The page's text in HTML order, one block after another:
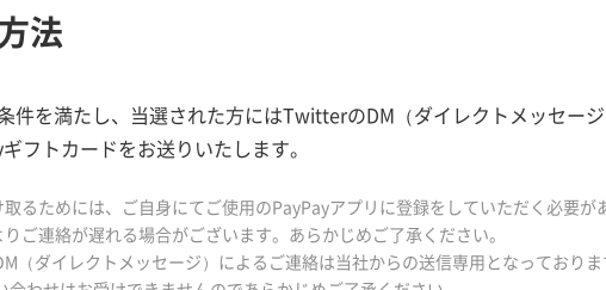
法
件を満たし、当選された方にはTwitterのDM（ダイレクトメッセー
フトカードをお送りいたします。
るためには、ご自身にてご使用のPayPayアプリに登録をしていただく必要が
ご連絡が遅れる場合がございます。あらかじめご了承ください。
（ダイレクトメッセージ）によるご連絡は当社からの送信専用となっており